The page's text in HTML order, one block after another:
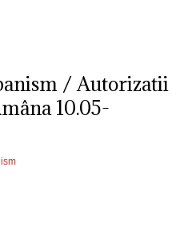
/ Autorizatii
10.05-